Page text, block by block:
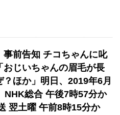
事前告知 チコちゃんに叱
おじいちゃんの眉毛が長
？ほか」明日、2019年6月
NHK総合 午後7時57分か
翌土曜 午前8時15分か